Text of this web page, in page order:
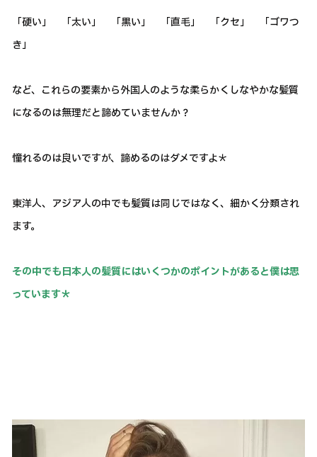
「硬い」 「太い」 「黒い」 「直毛」 「クセ」 「ゴワつ
き」
など、これらの要素から外国人のような柔らかくしなやかな髪質
になるのは無理だと諦めていませんか？
憧れるのは良いですが、諦めるのはダメですよ＊
東洋人、アジア人の中でも髪質は同じではなく、細かく分類され
ます。
その中でも日本人の髪質にはいくつかのポイントがあると僕は思
っています＊